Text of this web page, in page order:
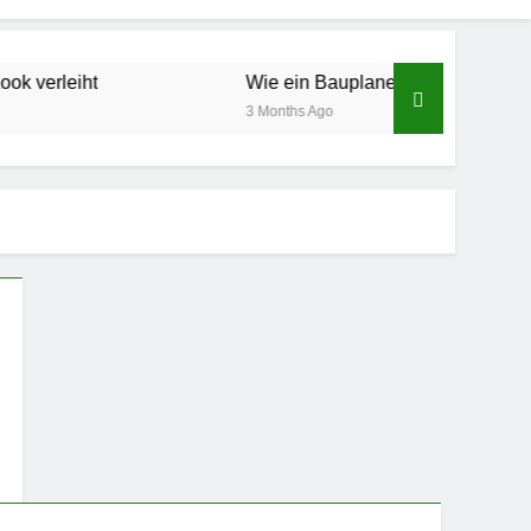
Wie ein Bauplaner für mehr Sicherheit
3 Months Ago